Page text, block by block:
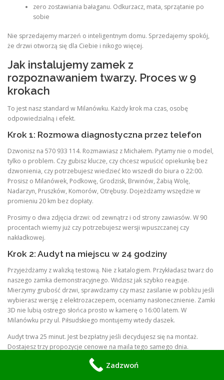
zero zostawiania bałaganu. Odkurzacz, mata, sprzątanie po
sobie
Nie sprzedajemy marzeń o inteligentnym domu. Sprzedajemy spokój,
że drzwi otworzą się dla Ciebie i nikogo więcej.
Jak instalujemy zamek z
rozpoznawaniem twarzy. Proces w 9
krokach
To jest nasz standard w Milanówku. Każdy krok ma czas, osobę
odpowiedzialną i efekt.
Krok 1: Rozmowa diagnostyczna przez telefon
Dzwonisz na 570 933 114. Rozmawiasz z Michałem. Pytamy nie o model,
tylko o problem. Czy gubisz klucze, czy chcesz wpuścić opiekunkę bez
dzwonienia, czy potrzebujesz wiedzieć kto wszedł do biura o 22:00.
Prosisz o Milanówek, Podkowę, Grodzisk, Brwinów, Żabią Wolę,
Nadarzyn, Pruszków, Komorów, Otrębusy. Dojeżdżamy wszędzie w
promieniu 20 km bez dopłaty.
Prosimy o dwa zdjęcia drzwi: od zewnątrz i od strony zawiasów. W 90
procentach wiemy już czy potrzebujesz wersji wpuszczanej czy
nakładkowej.
Krok 2: Audyt na miejscu w 24 godziny
Przyjeżdżamy z walizką testową. Nie z katalogiem. Przykładasz twarz do
naszego zamka demonstracyjnego. Widzisz jak szybko reaguje.
Mierzymy grubość drzwi, sprawdzamy czy masz zasilanie w pobliżu jeśli
wybierasz wersję z elektrozaczepem, oceniamy nasłonecznienie. Zamki
3D nie lubią ostrego słońca prosto w kamerę o 16:00 latem. W
Milanówku przy ul. Piłsudskiego montujemy wtedy daszek.
Audyt trwa 25 minut. Jest bezpłatny jeśli decydujesz się na montaż.
Dostajesz trzy propozycje cenowe na maila tego samego dnia.
Krok 3: Wybór modelu i symulacja twarzy
Zadzwoń